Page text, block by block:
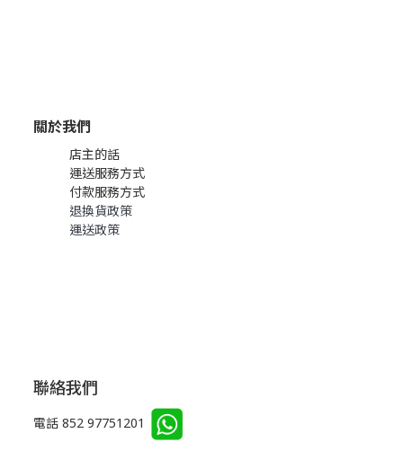
關於我們
店主的話
運送服務方式
付款服務方式
退換貨政策
運送政策
聯絡我們
電話 852 97751201